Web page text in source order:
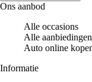
Ons aanbod
Alle occasions
Alle aanbiedingen
Auto online
Informatie